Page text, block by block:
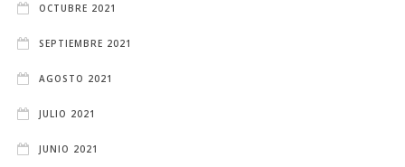
OCTUBRE 2021
SEPTIEMBRE 2021
AGOSTO 2021
JULIO 2021
JUNIO 2021